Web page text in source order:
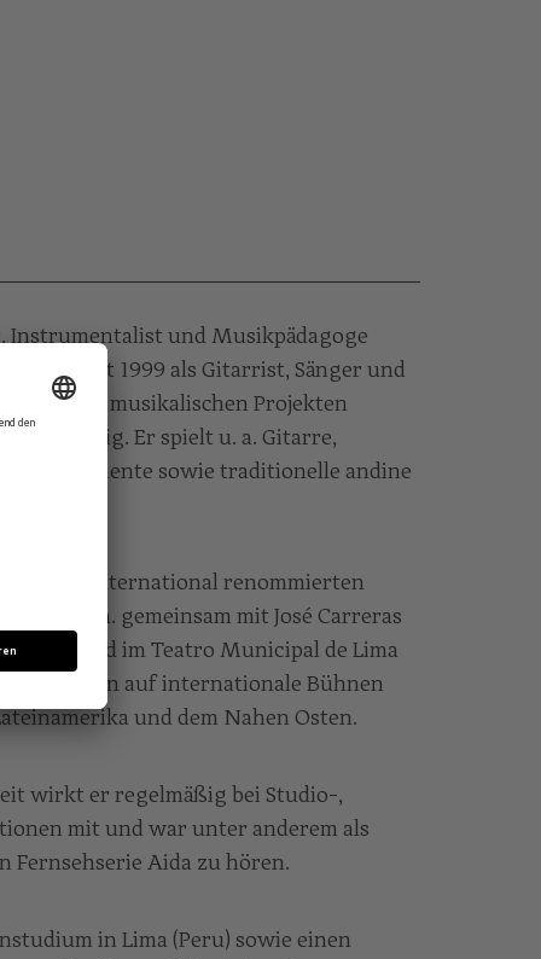
Instrumentalist und Musikpädagoge
ist seit 1999 als Gitarrist, Sänger und
musikalischen Projekten
tätig. Er spielt u. a. Gitarre,
sowie traditionelle andine
der international renommierten
trat u. a. gemeinsam mit José Carreras
Dom und im Teatro Municipal de Lima
führte ihn auf internationale Bühnen
und dem Nahen Osten.
wirkt er regelmäßig bei Studio-,
mit und war unter anderem als
Fernsehserie Aida zu hören.
in Lima (Peru) sowie einen